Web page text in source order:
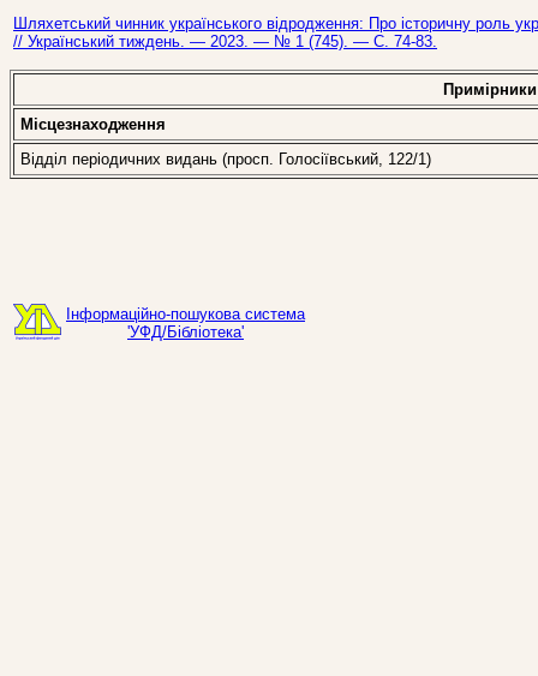
Шляхетський чинник українського відродження: Про історичну роль
// Український тиждень. — 2023. — № 1 (745). — С. 74-83.
Примірники
Місцезнаходження
Відділ періодичних видань (просп. Голосіївський, 122/1)
Інформаційно-пошукова система
'УФД/Бібліотека'